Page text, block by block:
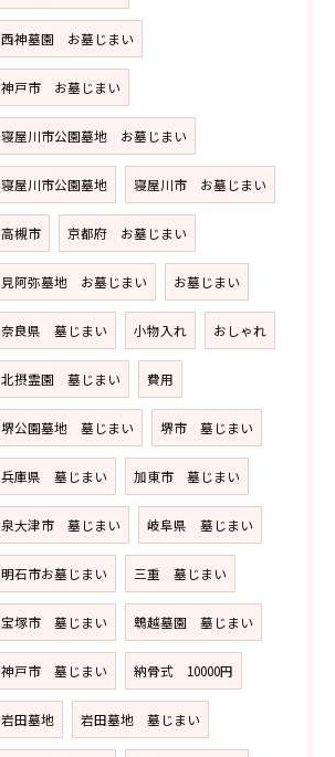
西神墓園 お墓じまい
神戸市 お墓じまい
寝屋川市公園墓地 お墓じまい
寝屋川市公園墓地 寝屋川市 お墓じまい
高槻市 京都府 お墓じまい
見阿弥墓地 お墓じまい お墓じまい
奈良県 墓じまい 小物入れ おしゃれ
北摂霊園 墓じまい 費用
堺公園墓地 墓じまい 堺市 墓じまい
兵庫県 墓じまい 加東市 墓じまい
泉大津市 墓じまい 岐阜県 墓じまい
明石市お墓じまい 三重 墓じまい
宝塚市 墓じまい 鵯越墓園 墓じまい
神戸市 墓じまい 納骨式 10000円
岩田墓地 岩田墓地 墓じまい